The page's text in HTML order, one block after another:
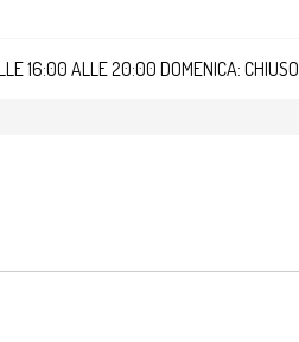
16:00 ALLE 20:00 DOMENICA: CHIUSO